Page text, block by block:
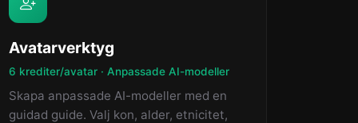
Avatarverktyg
6 krediter/avatar · Anpassade AI-modeller
Skapa anpassade AI-modeller med en
guidad guide. Valj kon, alder, etnicitet,